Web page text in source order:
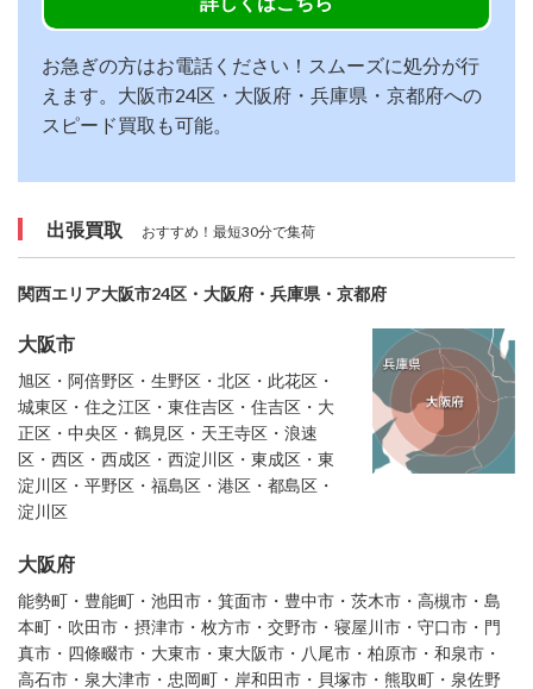
お急ぎの方はお電話ください！スムーズに処分が行
えます。大阪市24区・大阪府・兵庫県・京都府への
スピード買取も可能。
出張買取 おすすめ！最短30分で集荷
関西エリア大阪市24区・大阪府・兵庫県・京都府
大阪市
旭区・阿倍野区・生野区・北区・此花区・
城東区・住之江区・東住吉区・住吉区・大
正区・中央区・鶴見区・天王寺区・浪速
区・西区・西成区・西淀川区・東成区・東
淀川区・平野区・福島区・港区・都島区・
淀川区
大阪府
能勢町・豊能町・池田市・箕面市・豊中市・茨木市・高槻市・島
本町・吹田市・摂津市・枚方市・交野市・寝屋川市・守口市・門
真市・四條畷市・大東市・東大阪市・八尾市・柏原市・和泉市・
高石市・泉大津市・忠岡町・岸和田市・貝塚市・熊取町・泉佐野